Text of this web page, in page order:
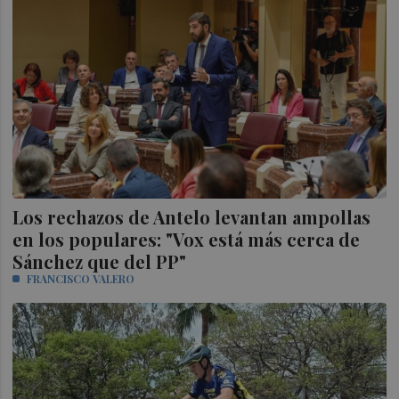
Los rechazos de Antelo levantan ampollas
en los populares: "Vox está más cerca de
Sánchez que del PP"
FRANCISCO VALERO